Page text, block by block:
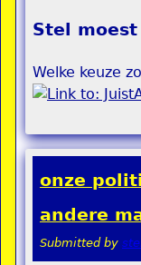
Stel
Welke keuze
onze
andere
Submitted by